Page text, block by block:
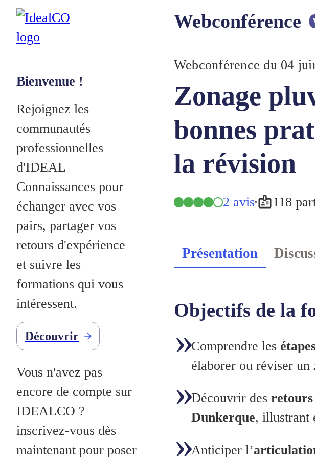
Bienvenue !
Rejoignez les
communautés
professionnelles
d'IDEAL
Connaissances pour
échanger avec vos
pairs, partager vos
retours d'expérience
et suivre les
formations qui vous
intéressent.
Découvrir
Vous n'avez pas
encore de compte sur
IDEALCO ?
inscrivez-vous dès
maintenant pour poser
Webconférence
Webconférence du 04
Zonage
bonnes
la révision
2 avis 118
Présentation
Objectifs de la
Comprendre les
élaborer ou réviser un
Découvrir des retours
Dunkerque, illustrant
Anticiper l’